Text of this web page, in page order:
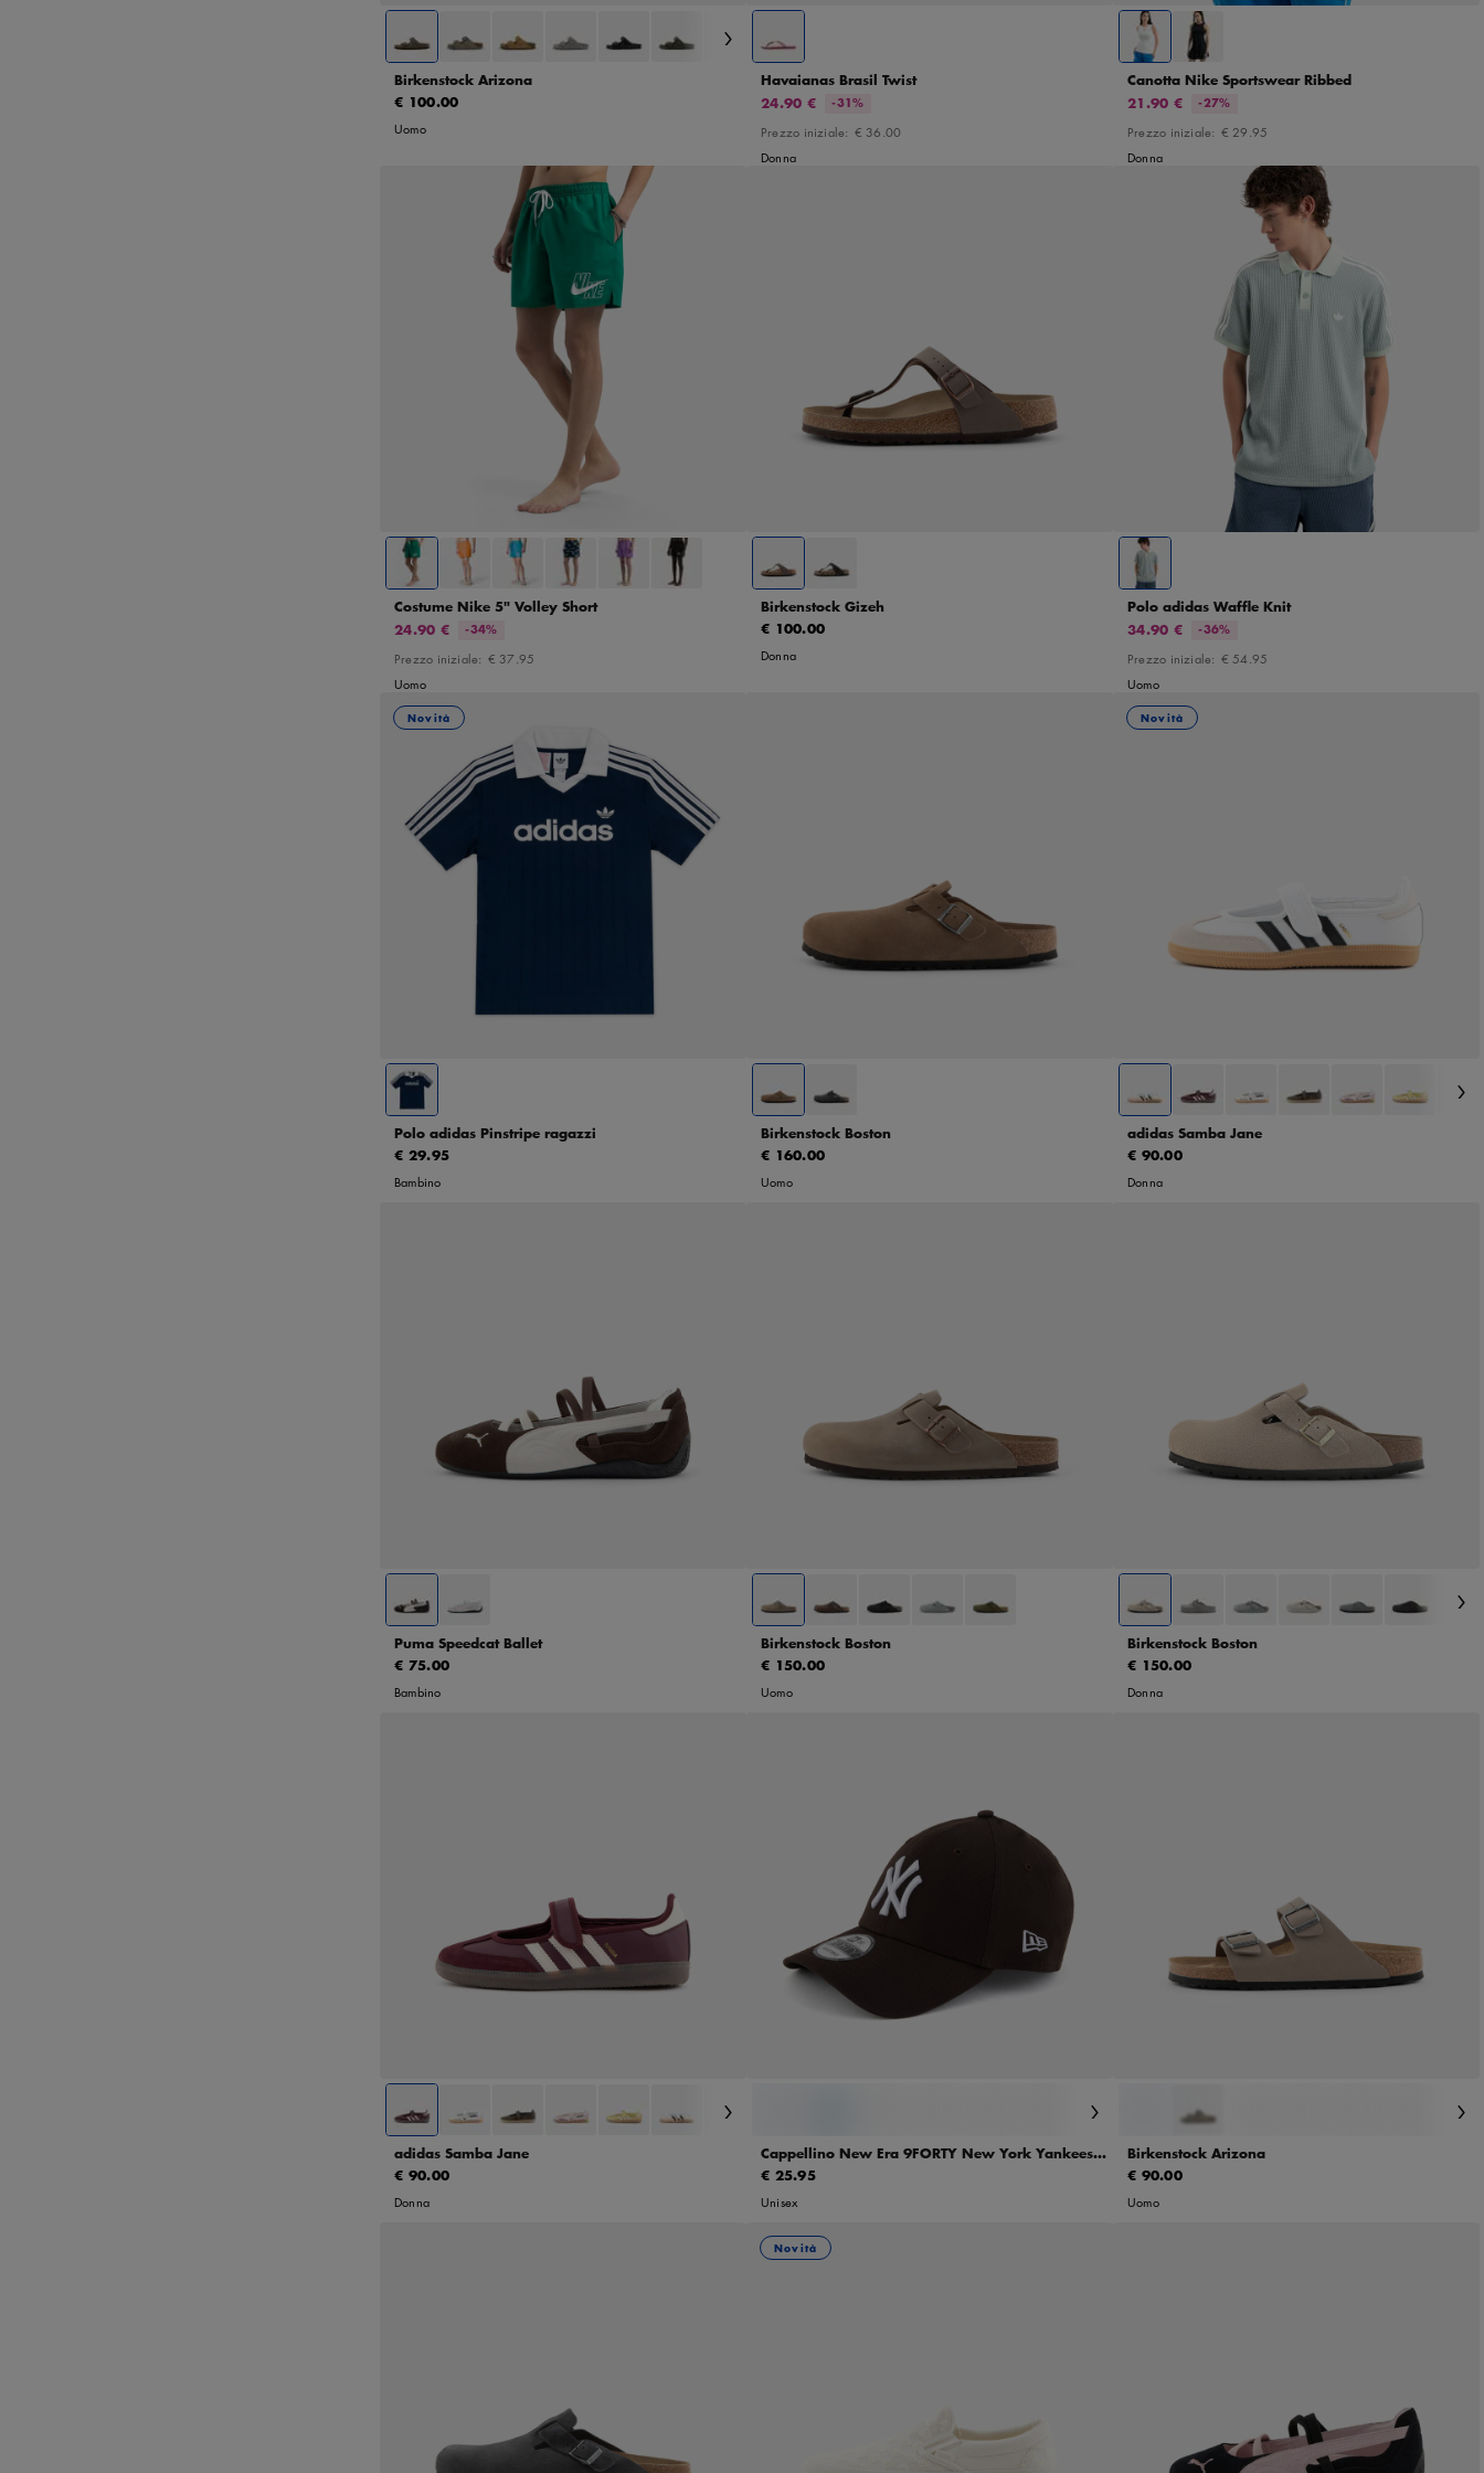
Birkenstock Arizona
€ 100.00
Uomo
Havaianas Brasil Twist
24.90 €
-31%
Prezzo iniziale: € 36.00
Donna
Canotta Nike Sportswear Ribbed
21.90 €
-27%
Prezzo iniziale: € 29.95
Donna
Costume Nike 5" Volley Short
24.90 €
-34%
Prezzo iniziale: € 37.95
Uomo
37 38 39
Birkenstock Gizeh
€ 100.00
Donna
M L
Polo adidas Waffle Knit
34.90 €
-36%
Prezzo iniziale: € 54.95
Uomo
Novità
9Y 11Y 13Y
Polo adidas Pinstripe ragazzi
€ 29.95
Bambino
43 44 45
Birkenstock Boston
€ 160.00
Uomo
Novità
36 2/3 37 1/3 38 38 2/3
adidas Samba Jane
€ 90.00
Donna
37 37,5 38
Puma Speedcat Ballet
€ 75.00
Bambino
Birkenstock Boston
€ 150.00
Uomo
37 38 39
Birkenstock Boston
€ 150.00
Donna
36 2/3 37 1/3 38 38 2/3
adidas Samba Jane
€ 90.00
Donna
Cappellino New Era 9FORTY New York Yankees
Essential
€ 25.95
Unisex
Birkenstock Arizona
€ 90.00
Uomo
Novità